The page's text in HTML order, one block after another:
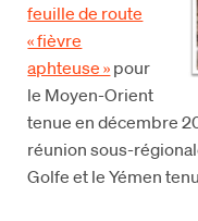
feuille de route
« fièvre
aphteuse »pour
le Moyen-Orient
tenue en décembre
réunion sous-
Golfe et le Yémen